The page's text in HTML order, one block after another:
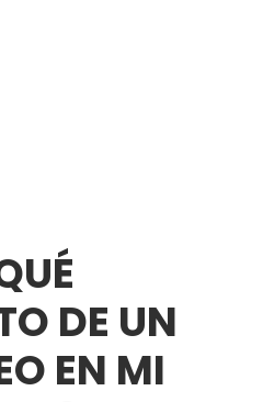
DE UN
EN MI